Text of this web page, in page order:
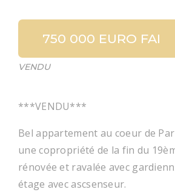
750 000 EURO FAI
VENDU
***VENDU***
Bel appartement au coeur de
une copropriété de la fin du
rénovée et ravalée avec
étage avec ascsenseur.